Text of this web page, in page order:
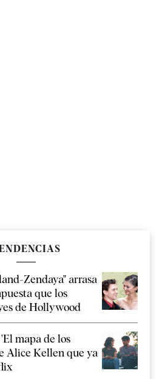
Zendaya" arrasa
que los
de Hollywood
mapa de los
Alice Kellen que ya